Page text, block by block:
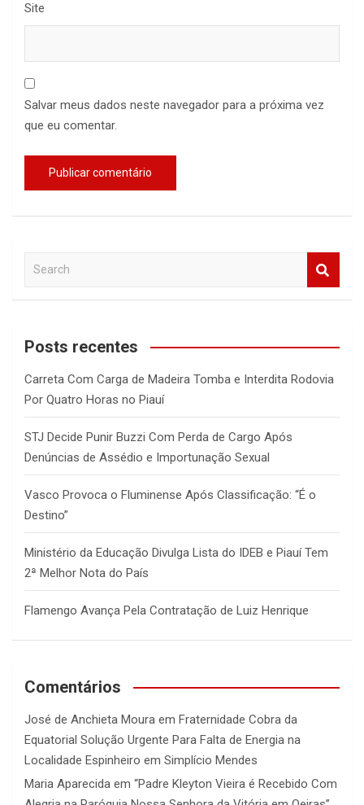
Site
Salvar meus dados neste navegador para a próxima vez
que eu comentar.
a
c
Posts recentes
Carreta Com Carga de Madeira Tomba e Interdita Rodovia
Por Quatro Horas no Piauí
STJ Decide Punir Buzzi Com Perda de Cargo Após
Denúncias de Assédio e Importunação Sexual
Vasco Provoca o Fluminense Após Classificação: “É o
Destino”
Ministério da Educação Divulga Lista do IDEB e Piauí Tem
2ª Melhor Nota do País
Flamengo Avança Pela Contratação de Luiz Henrique
Comentários
José de Anchieta Moura em Fraternidade Cobra da
Equatorial Solução Urgente Para Falta de Energia na
Localidade Espinheiro em Simplício Mendes
Maria Aparecida em “Padre Kleyton Vieira é Recebido Com